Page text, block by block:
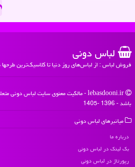
لباس دونی
فروش لباس : از لباس‌های روز دنیا تا کلاسیک‌ترین
باشد - 1396 -1405
میانبرهای لباس دونی
درباره ما
بک لینک در لباس دونی
رپورتاژ در لباس دونی